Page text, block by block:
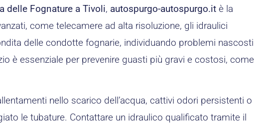
delle Fognature a Tivoli, autospurgo-autospurgo.it è la
come telecamere ad alta risoluzione, gli idraulici
delle condotte fognarie, individuando problemi nascosti
è essenziale per prevenire guasti più gravi e costosi, come
nello scarico dell’acqua, cattivi odori persistenti o
le tubature. Contattare un idraulico qualificato tramite il